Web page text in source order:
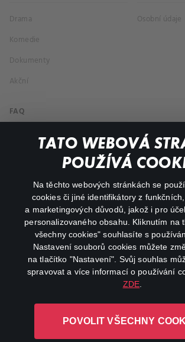
TATO WEBOVÁ
POUŽÍVÁ
Na těchto webových stránkách se
cookies či jiné identifikátory z
a marketingových důvodů, jakož i pro
personalizovaného obsahu. Kliknutím na
všechny cookies" souhlasíte s
Nastavení souborů cookies můžete
na tlačítko "Nastavení". Svůj souhlas
spravovat a více informací o používání
ZDE
POVOLIT VŠECHNY
Drama
Komedie
Dokumenty
Akční
Osobní údaje
FAQ
Můj účet
Důležité odkazy
facebook
youtube
L-1246 Luxembourg R.C.S.